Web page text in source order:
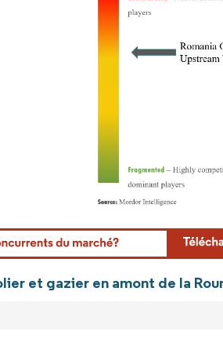
Image © Mordor Intelligence. La réutilisation
et gazier en amont de la